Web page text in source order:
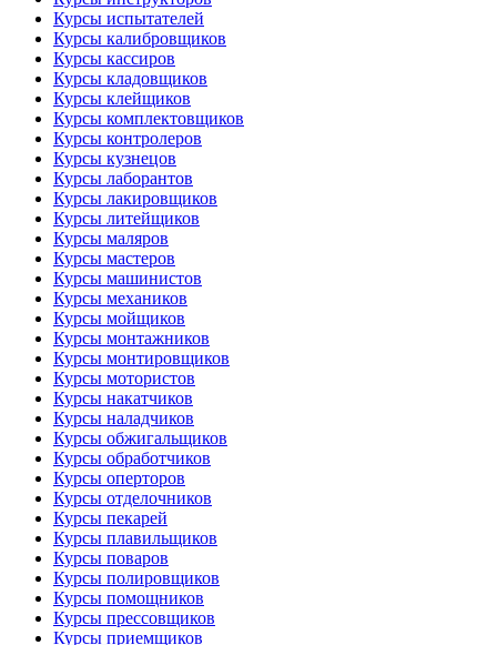
Курсы испытателей
Курсы калибровщиков
Курсы кассиров
Курсы кладовщиков
Курсы клейщиков
Курсы комплектовщиков
Курсы контролеров
Курсы кузнецов
Курсы лаборантов
Курсы лакировщиков
Курсы литейщиков
Курсы маляров
Курсы мастеров
Курсы машинистов
Курсы механиков
Курсы мойщиков
Курсы монтажников
Курсы монтировщиков
Курсы мотористов
Курсы накатчиков
Курсы наладчиков
Курсы обжигальщиков
Курсы обработчиков
Курсы оперторов
Курсы отделочников
Курсы пекарей
Курсы плавильщиков
Курсы поваров
Курсы полировщиков
Курсы помощников
Курсы прессовщиков
Курсы приемщиков